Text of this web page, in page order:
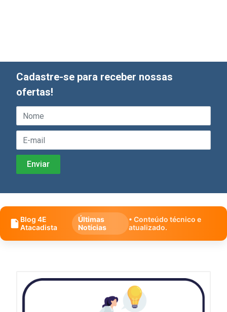
Cadastre-se para receber nossas
ofertas!
Blog 4E
Atacadista
Últimas
Notícias
• Conteúdo técnico e
atualizado.